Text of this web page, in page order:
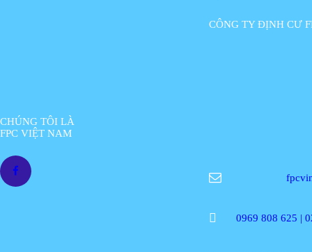
CHÚNG TÔI LÀ
FPC VIỆT NAM
CÔNG TY ĐỊNH CƯ
0969 808 625 |